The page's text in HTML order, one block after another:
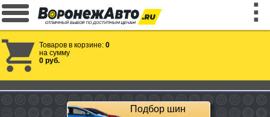
Товаров в корзине: 0
на сумму
0 руб.
Подбор шин